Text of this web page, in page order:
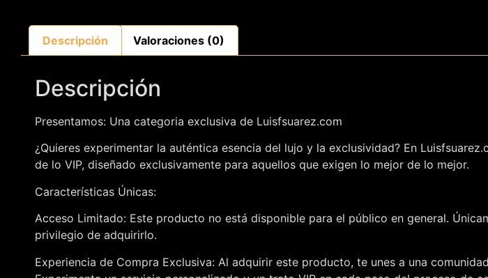
Descripción Valoraciones (0)
Descripción
Presentamos: Una categoria exclusiva de Luisfsuarez.com
¿Quieres experimentar la auténtica esencia del lujo y la exclusividad? En
de lo VIP, diseñado exclusivamente para aquellos que exigen lo mejor de lo mejor.
Características Únicas:
Acceso Limitado: Este producto no está disponible para el público en general.
privilegio de adquirirlo.
Experiencia de Compra Exclusiva: Al adquirir este producto, te unes a una